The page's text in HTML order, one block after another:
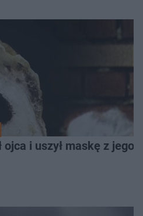
ojca i uszył maskę z